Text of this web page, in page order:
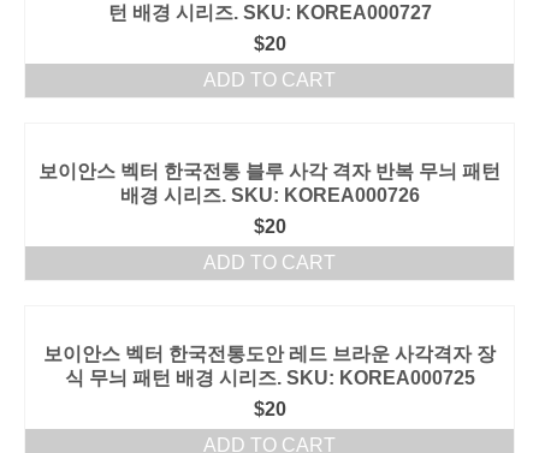
턴 배경 시리즈. SKU: KOREA000727
$20
ADD TO CART
보이안스 벡터 한국전통 블루 사각 격자 반복 무늬 패턴
배경 시리즈. SKU: KOREA000726
$20
ADD TO CART
보이안스 벡터 한국전통도안 레드 브라운 사각격자 장
식 무늬 패턴 배경 시리즈. SKU: KOREA000725
$20
ADD TO CART